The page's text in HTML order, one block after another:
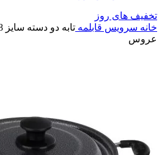
تخفیف های روز
خانه سرویس قابلمه
عروس